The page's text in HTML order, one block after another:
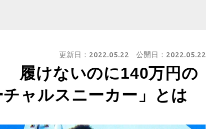
履けないのに140万円の
ャルスニーカー」とは
更新日： 2022.05.22 公開日： 2022.05.22